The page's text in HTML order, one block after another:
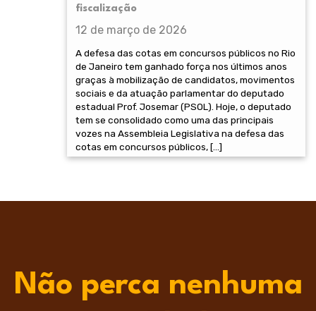
fiscalização
12 de março de 2026
A defesa das cotas em concursos públicos no Rio
de Janeiro tem ganhado força nos últimos anos
graças à mobilização de candidatos, movimentos
sociais e da atuação parlamentar do deputado
estadual Prof. Josemar (PSOL). Hoje, o deputado
tem se consolidado como uma das principais
vozes na Assembleia Legislativa na defesa das
cotas em concursos públicos, […]
Não perca nenhuma